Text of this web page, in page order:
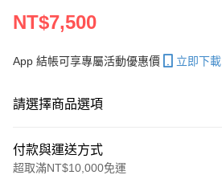
NT$7,500
App 結帳可享專屬活動優惠價 立即下載
請選擇商品選項
付款與運送方式
超取滿NT$10,000免運